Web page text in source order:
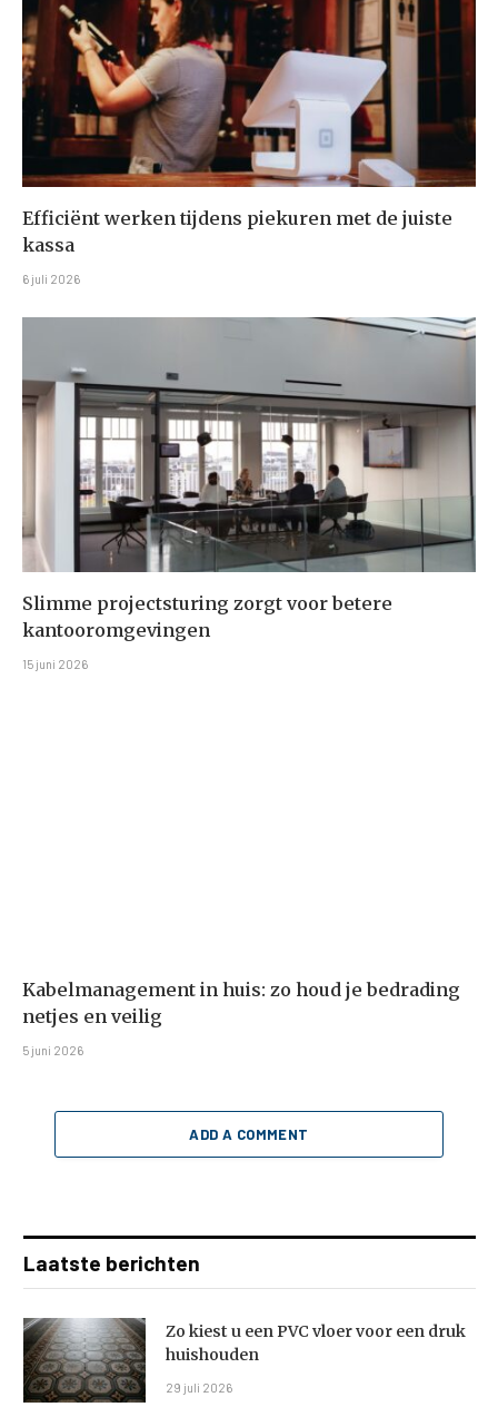
Efficiënt werken tijdens piekuren met de juiste
kassa
6 juli 2026
Slimme projectsturing zorgt voor betere
kantooromgevingen
15 juni 2026
Kabelmanagement in huis: zo houd je bedrading
netjes en veilig
5 juni 2026
ADD A COMMENT
Laatste berichten
Zo kiest u een PVC vloer voor een druk
huishouden
29 juli 2026